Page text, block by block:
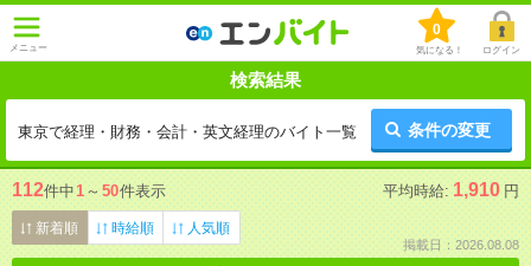
メニュー
0
気になる！ ログイン
検索結果
東京で経理・財務・会計・英文経理のバイト一覧 条件の変更
112件中1 ～ 50件表示 平均時給: 1,910 円
新着順 時給順 人気順
掲載日：2026.08.08